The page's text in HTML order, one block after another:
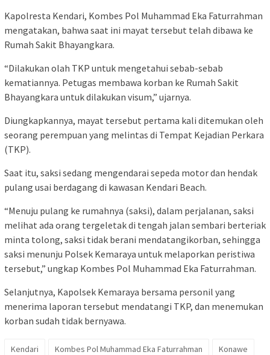
Kapolresta Kendari, Kombes Pol Muhammad Eka Faturrahman
mengatakan, bahwa saat ini mayat tersebut telah dibawa ke
Rumah Sakit Bhayangkara.
“Dilakukan olah TKP untuk mengetahui sebab-sebab
kematiannya. Petugas membawa korban ke Rumah Sakit
Bhayangkara untuk dilakukan visum,” ujarnya.
Diungkapkannya, mayat tersebut pertama kali ditemukan oleh
seorang perempuan yang melintas di Tempat Kejadian Perkara
(TKP).
Saat itu, saksi sedang mengendarai sepeda motor dan hendak
pulang usai berdagang di kawasan Kendari Beach.
“Menuju pulang ke rumahnya (saksi), dalam perjalanan, saksi
melihat ada orang tergeletak di tengah jalan sembari berteriak
minta tolong, saksi tidak berani mendatangikorban, sehingga
saksi menunju Polsek Kemaraya untuk melaporkan peristiwa
tersebut,” ungkap Kombes Pol Muhammad Eka Faturrahman.
Selanjutnya, Kapolsek Kemaraya bersama personil yang
menerima laporan tersebut mendatangi TKP, dan menemukan
korban sudah tidak bernyawa.
Kendari Kombes Pol Muhammad Eka Faturrahman
Konawe